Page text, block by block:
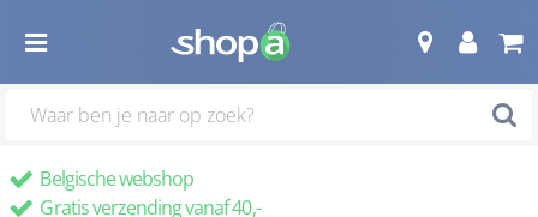
Belgische webshop
Gratis verzending vanaf 40,-